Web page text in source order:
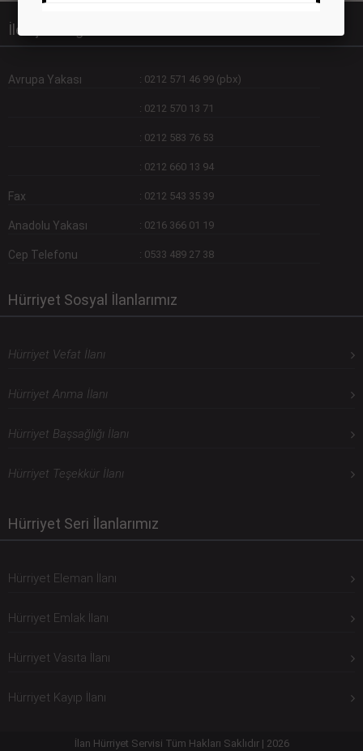
İletişim Bilgilerimiz
Avrupa Yakası : 0212 571 46 99 (pbx)
: 0212 570 13 71
: 0212 583 76 53
: 0212 660 13 94
Fax : 0212 543 35 39
Anadolu Yakası : 0216 366 01 19
Cep Telefonu : 0533 489 27 38
Hürriyet Sosyal İlanlarımız
Hürriyet Vefat İlanı
Hürriyet Anma İlanı
Hürriyet Başsağlığı İlanı
Hürriyet Teşekkür İlanı
Hürriyet Seri İlanlarımız
Hürriyet Eleman İlanı
Hürriyet Emlak İlanı
Hürriyet Vasıta İlanı
Hürriyet Kayıp İlanı
İlan Hürriyet Servisi Tüm Hakları Saklıdır | 2026